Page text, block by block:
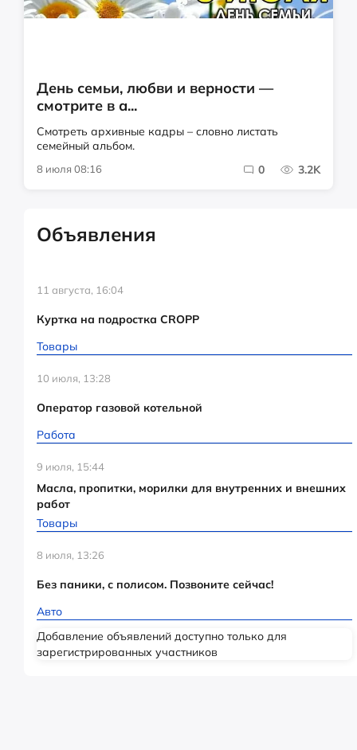
День семьи, любви и верности —
смотрите в а...
Смотреть архивные кадры – словно листать
семейный альбом.
8 июля 08:16 0 3.2K
Объявления
11 августа, 16:04
Куртка на подростка CROPP
Товары
10 июля, 13:28
Оператор газовой котельной
Работа
9 июля, 15:44
Масла, пропитки, морилки для внутренних и внешних
работ
Товары
8 июля, 13:26
Без паники, с полисом. Позвоните сейчас!
Авто
Добавление объявлений доступно только для
зарегистрированных участников